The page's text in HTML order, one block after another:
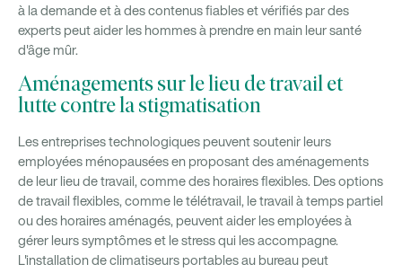
à la demande et à des contenus fiables et vérifiés par des
experts peut aider les hommes à prendre en main leur santé
d'âge mûr.
Aménagements sur le lieu de travail et
lutte contre la stigmatisation
Les entreprises technologiques peuvent soutenir leurs
employées ménopausées en proposant des aménagements
de leur lieu de travail, comme des horaires flexibles. Des options
de travail flexibles, comme le télétravail, le travail à temps partiel
ou des horaires aménagés, peuvent aider les employées à
gérer leurs symptômes et le stress qui les accompagne.
L'installation de climatiseurs portables au bureau peut